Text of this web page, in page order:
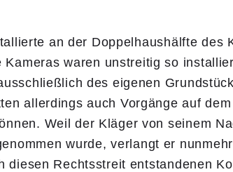
an der Doppelhaushälfte des
waren unstrei­tig so
des eigenen
allerdings auch Vorgänge auf dem
Weil der Kläger von seinem
wurde, verlangt er
diesen Rechtsstreit entstandenen